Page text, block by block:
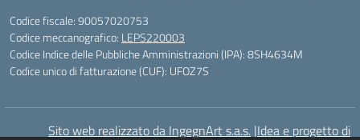
Codice fiscale: 90057020753
Codice meccanografico: LEPS220003
Codice Indice delle Pubbliche Amministrazioni (IPA): 8SH4634M
Codice unico di fatturazione (CUF): UFOZ7S
Sito web realizzato da IngegnArt s.a.s. |Idea e progetto di